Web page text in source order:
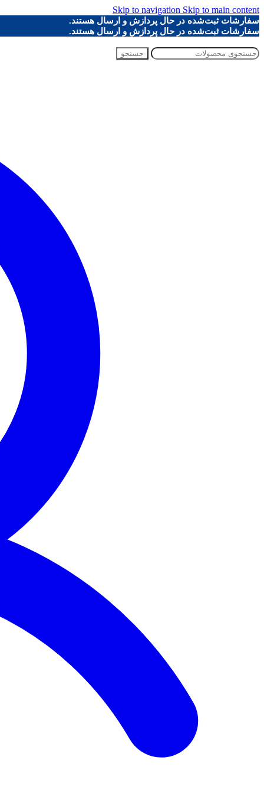
Skip to navigation Skip to main content
سفارشات ثبت‌شده در حال پردازش و ارسال هستند.
سفارشات ثبت‌شده در حال پردازش و ارسال هستند.
جستجو